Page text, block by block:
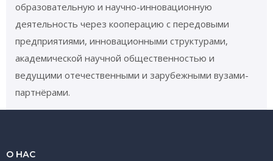
образовательную и научно-инновационную
деятельность через кооперацию с передовыми
предприятиями, инновационными структурами,
академической научной общественностью и
ведущими отечественными и зарубежными вузами-
партнёрами.
О НАС